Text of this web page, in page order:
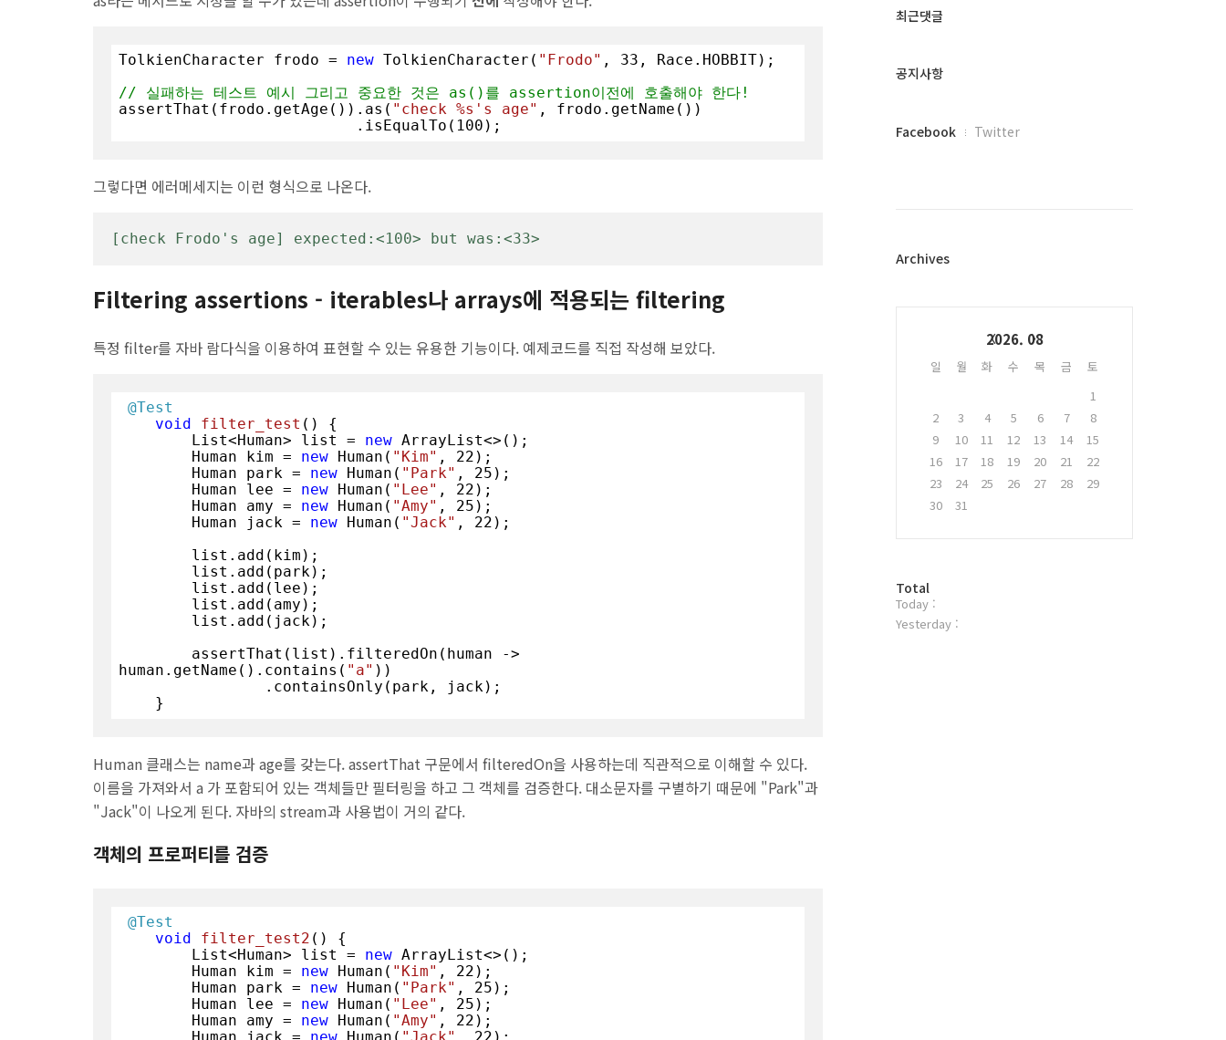
TolkienCharacter frodo = new TolkienCharacter( "Frodo" , 33 , Race.HOBBIT);
// 실패하는 테스트 예시 그리고 중요한 것은 as()를 assertion이전에 호출해야 한다!
assertThat(frodo.getAge()).as( "check %s's age" , frodo.getName())
                          .isEqualTo(
100 );
그렇다면 에러메세지는 이런 형식으로 나온다.
[check Frodo's age] expected:<100> but was:<33>
Filtering assertions - iterables나 arrays에 적용되는 filtering
특정 filter를 자바 람다식을 이용하여 표현할 수 있는 유용한 기능이다. 예제코드를 직접 작성해 보았다.
@Test
void
filter_test ()
{
        List<Human> list =
new ArrayList<>();
        Human kim =
new Human( "Kim" , 22 );
        Human park =
new Human( "Park" , 25 );
        Human lee =
new Human( "Lee" , 22 );
        Human amy =
new Human( "Amy" , 25 );
        Human jack =
new Human( "Jack" , 22 );
human.getName().contains( "a" ))
    }
Human 클래스는 name과 age를 갖는다. assertThat 구문에서 filteredOn을 사용하는데 직관적으로 이해할 수 있다.
이름을 가져와서 a 가 포함되어 있는 객체들만 필터링을 하고 그 객체를 검증한다. 대소문자를 구별하기 때문에 "Park"과
"Jack"이 나오게 된다. 자바의 stream과 사용법이 거의 같다.
객체의 프로퍼티를 검증
@Test
void
filter_test2 ()
{
        List<Human> list =
new ArrayList<>();
        Human kim =
new Human( "Kim" , 22 );
        Human park =
new Human( "Park" , 25 );
        Human lee =
new Human( "Lee" , 25 );
        Human amy =
new Human( "Amy" , 22 );
        Human jack =
new Human( "Jack" 22 );
과
글
최근댓글
공지사항
페
플
Facebook Twitter
Archives
2026. 08
일 월 화 수 목 금
토
1
2
3 4 5 6 7
8
9
10 11 12 13 14
15
16
17 18 19 20 21
22
23
24 25 26 27 28
29
30
31
방
문
자
Total
Today :
Yesterday :